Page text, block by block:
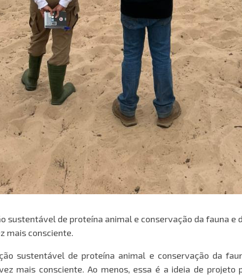
sustentável de proteína animal e conservação da fauna e
mais consciente.
sustentável de proteína animal e conservação da
mais consciente. Ao menos, essa é a ideia de projeto